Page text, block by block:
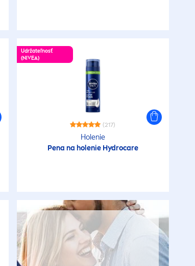
Udržateľnosť
(NIVEA)
(217)
Holenie
Pena na holenie Hydrocare